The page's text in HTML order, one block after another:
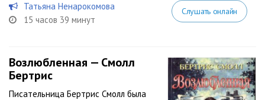
Татьяна Ненарокомова
15 часов 39 минут
Слушать онлайн
Возлюбленная — Смолл
Бертрис
Писательница Бертрис Смолл была